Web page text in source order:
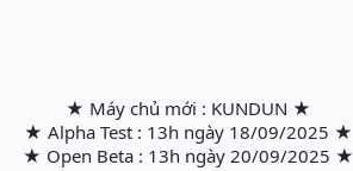
★ Máy chủ mới : KUNDUN ★
★ Alpha Test : 13h ngày 18/09/2025 ★
★ Open Beta : 13h ngày 20/09/2025 ★